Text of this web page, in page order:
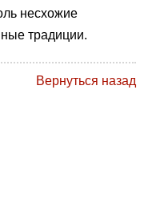
несхожие
традиции.
Вернуться назад